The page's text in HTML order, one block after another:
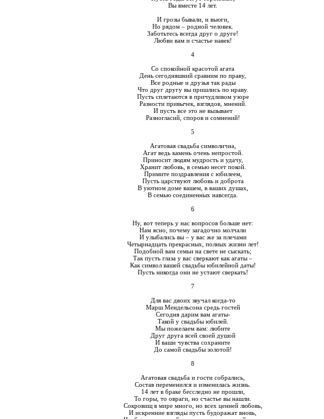
Вы вместе 14 лет.
И грозы бывали, и вьюги,
Но рядом – родной человек.
Заботьтесь всегда друг о друге!
Любви вам и счастье навек!
4
Со спокойной красотой агата
День сегодняшний сравним по праву,
Все родные и друзья так рады
Что друг другу вы пришлись по нраву.
Пусть сплетаются в причудливом узоре
Разности привычек, взглядов, мнений.
И пусть все это не вызывает
Разногласий, споров и сомнений!
5
Агатовая свадьба символична,
Агат ведь камень очень непростой.
Приносит людям мудрость и удачу,
Хранит любовь, в семью несет покой.
Примите поздравления с юбилеем,
Пусть царствуют любовь и доброта
В уютном доме вашем, в ваших душах,
В семью соединенных навсегда.
6
Ну, вот теперь у нас вопросов больше нет:
Нам ясно, почему загадочно молчали
И улыбались вы – у вас же за плечами
Четырнадцать прекрасных, полных жизни лет!
Подобной вам семьи на свете не сыскать;
Так пусть глаза у вас сверкают как агаты –
Как символ вашей свадьбы юбилейной даты!
Пусть никогда они не устают сверкать!
7
Для вас двоих звучал когда-то
Марш Мендельсона средь гостей
Сегодня дарим вам агаты-
Такой у свадьбы юбилей.
Мы пожелаем вам: любите
Друг друга всей своей душой
И ваши чувства сохраните
До самой свадьбы золотой!
8
Агатовая свадьба и гости собрались,
Состав переменился и изменилась жизнь.
14 лет в браке бесследно не прошли,
То горы, то овраги, но счастье вы нашли.
Сокровищ в мире много, но всех ценней любовь,
И искренние взгляды пусть будоражат вновь,